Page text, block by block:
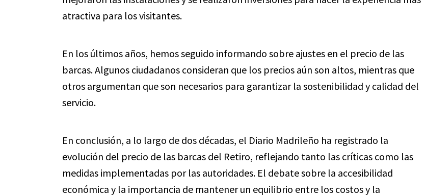
atractiva para los visitantes.
En los últimos años, hemos seguido informando sobre ajustes en el precio de las
barcas. Algunos ciudadanos consideran que los precios aún son altos, mientras que
otros argumentan que son necesarios para garantizar la sostenibilidad y calidad del
servicio.
En conclusión, a lo largo de dos décadas, el Diario Madrileño ha registrado la
evolución del precio de las barcas del Retiro, reflejando tanto las críticas como las
medidas implementadas por las autoridades. El debate sobre la accesibilidad
económica y la importancia de mantener un equilibrio entre los costos y la